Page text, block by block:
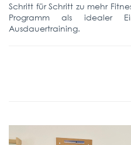
Schritt für Schritt zu mehr
Programm als idealer
Ausdauertraining.